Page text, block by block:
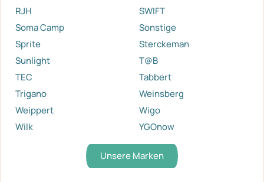
RJH
SWIFT
Soma Camp
Sonstige
Sprite
Sterckeman
Sunlight
T@B
TEC
Tabbert
Trigano
Weinsberg
Weippert
Wigo
Wilk
YGOnow
Unsere Marken